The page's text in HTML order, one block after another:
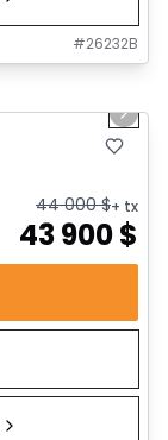
#26232B
Next
44 000$+ tx
43 900$